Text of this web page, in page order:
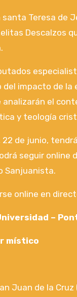
Teresa de
Descalzos
impacto de
el
y teología
de junio,
seguir online
Sanjuanista.
online en
–
místico
Juan de la Cruz